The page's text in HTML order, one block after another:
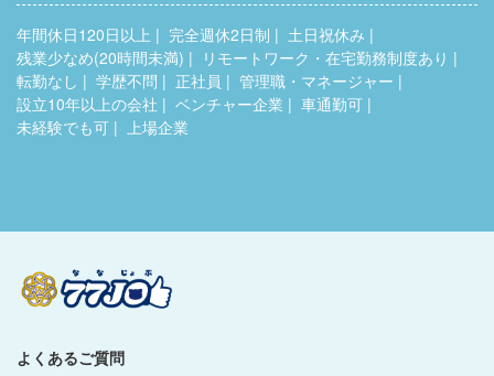
年間休日120日以上 完全週休2日制
土日祝休み
残業少なめ(20時間未満)
リモートワーク・在宅勤務制度あり
転勤なし
学歴不問 正社員
管理職・マネージャー
設立10年以上の会社
ベンチャー企業
車通勤可
未経験でも可
上場企業
よくあるご質問